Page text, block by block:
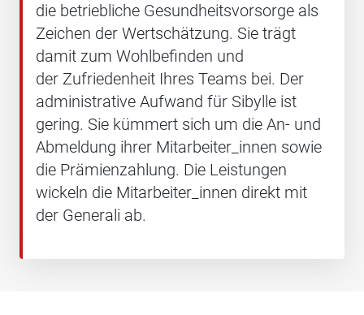
die betriebliche Gesundheitsvorsorge als
Zeichen der Wertschätzung. Sie trägt
damit zum Wohlbefinden und
der Zufriedenheit Ihres Teams bei. Der
administrative Aufwand für Sibylle ist
gering. Sie kümmert sich um die An- und
Abmeldung ihrer Mitarbeiter_innen sowie
die Prämienzahlung. Die Leistungen
wickeln die Mitarbeiter_innen direkt mit
der Generali ab.